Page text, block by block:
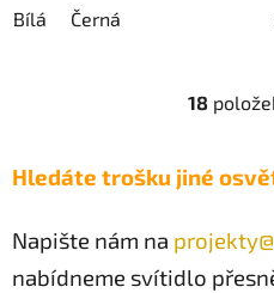
Bílá Černá
l
18
Hledáte trošku jiné
Napište nám na
nabídneme svítidlo